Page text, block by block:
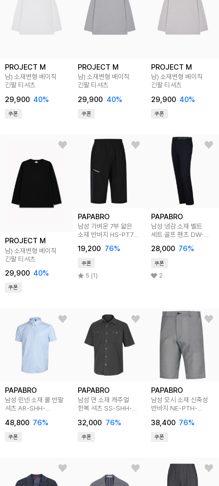
PROJECT M
남) 소재변형 베이직
긴팔 티셔츠
29,900 40%
쿠폰
PROJECT M
남) 소재변형 베이직
긴팔 티셔츠
29,900 40%
쿠폰
PROJECT M
남) 소재변형 베이직
긴팔 티셔츠
29,900 40%
쿠폰
PROJECT M
남) 소재변형 베이직
긴팔 티셔츠
29,900 40%
쿠폰
PAPABRO
남성 가벼운 7부 얇은
소재 반바지 HS-PT7-
19,200 76%
쿠폰
5 (1)
PAPABRO
남성 냉감 소재 벨트
세트 골프 팬츠 DW-
28,000 76%
쿠폰
2
PAPABRO
남성 린넨 소재 쿨 반팔
셔츠 AR-SHH-
48,800 76%
쿠폰
PAPABRO
남성 면 소재 캐주얼
한복 셔츠 SS-SHH-
32,000 76%
쿠폰
PAPABRO
남성 모시 소재 신축성
반바지 NE-PTH-
38,400 76%
쿠폰